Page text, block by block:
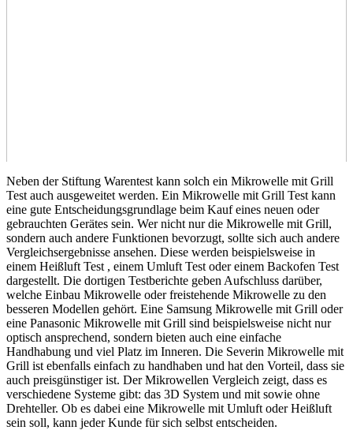
Neben der Stiftung Warentest kann solch ein Mikrowelle mit Grill
Test auch ausgeweitet werden. Ein Mikrowelle mit Grill Test kann
eine gute Entscheidungsgrundlage beim Kauf eines neuen oder
gebrauchten Gerätes sein. Wer nicht nur die Mikrowelle mit Grill,
sondern auch andere Funktionen bevorzugt, sollte sich auch andere
Vergleichsergebnisse ansehen. Diese werden beispielsweise in
einem Heißluft Test , einem Umluft Test oder einem Backofen Test
dargestellt. Die dortigen Testberichte geben Aufschluss darüber,
welche Einbau Mikrowelle oder freistehende Mikrowelle zu den
besseren Modellen gehört. Eine Samsung Mikrowelle mit Grill oder
eine Panasonic Mikrowelle mit Grill sind beispielsweise nicht nur
optisch ansprechend, sondern bieten auch eine einfache
Handhabung und viel Platz im Inneren. Die Severin Mikrowelle mit
Grill ist ebenfalls einfach zu handhaben und hat den Vorteil, dass sie
auch preisgünstiger ist. Der Mikrowellen Vergleich zeigt, dass es
verschiedene Systeme gibt: das 3D System und mit sowie ohne
Drehteller. Ob es dabei eine Mikrowelle mit Umluft oder Heißluft
sein soll, kann jeder Kunde für sich selbst entscheiden.